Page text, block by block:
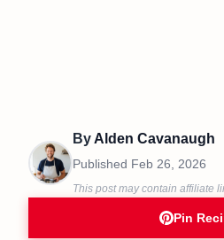
ByAlden Cavanaugh
Published Feb 26, 2026
This post may contain affiliate
Pin